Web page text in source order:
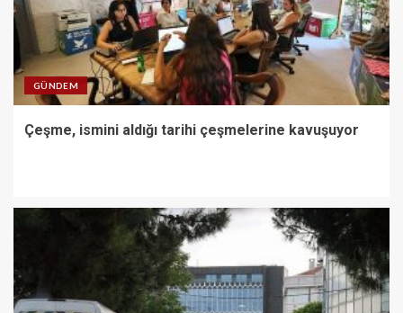
GÜNDEM
Çeşme, ismini aldığı tarihi çeşmelerine kavuşuyor